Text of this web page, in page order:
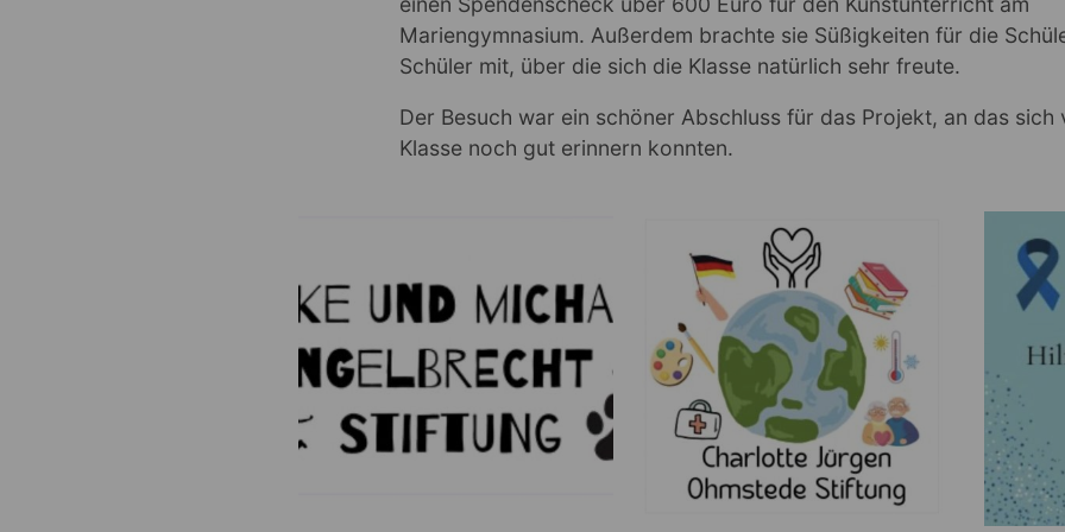
Mariengymnasium. Außerdem brachte sie Süßigkeiten für die
Schüler mit, über die sich die Klasse natürlich sehr freute.
Der Besuch war ein schöner Abschluss für das Projekt, an das sich
Klasse noch gut erinnern konnten.